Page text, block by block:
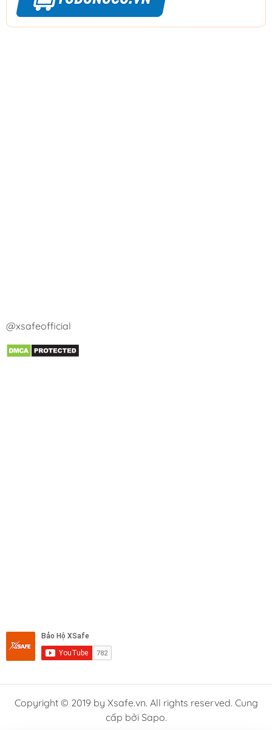
@xsafeofficial
Copyright © 2019 by Xsafe.vn. All rights reserved. Cung
cấp bởi Sapo.